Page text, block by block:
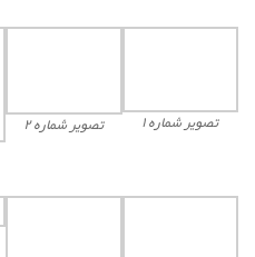
تصویر شماره ۱
تصویر شماره ۲